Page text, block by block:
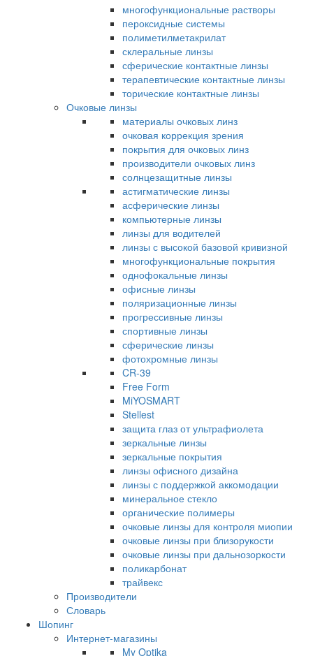
многофункциональные растворы
пероксидные системы
полиметилметакрилат
склеральные линзы
сферические контактные линзы
терапевтические контактные линзы
торические контактные линзы
Очковые линзы
материалы очковых линз
очковая коррекция зрения
покрытия для очковых линз
производители очковых линз
солнцезащитные линзы
астигматические линзы
асферические линзы
компьютерные линзы
линзы для водителей
линзы с высокой базовой кривизной
многофункциональные покрытия
однофокальные линзы
офисные линзы
поляризационные линзы
прогрессивные линзы
спортивные линзы
сферические линзы
фотохромные линзы
CR-39
Free Form
MiYOSMART
Stellest
защита глаз от ультрафиолета
зеркальные линзы
зеркальные покрытия
линзы офисного дизайна
линзы с поддержкой аккомодации
минеральное стекло
органические полимеры
очковые линзы для контроля миопии
очковые линзы при близорукости
очковые линзы при дальнозоркости
поликарбонат
трайвекс
Производители
Словарь
Шопинг
Интернет-магазины
My Optika